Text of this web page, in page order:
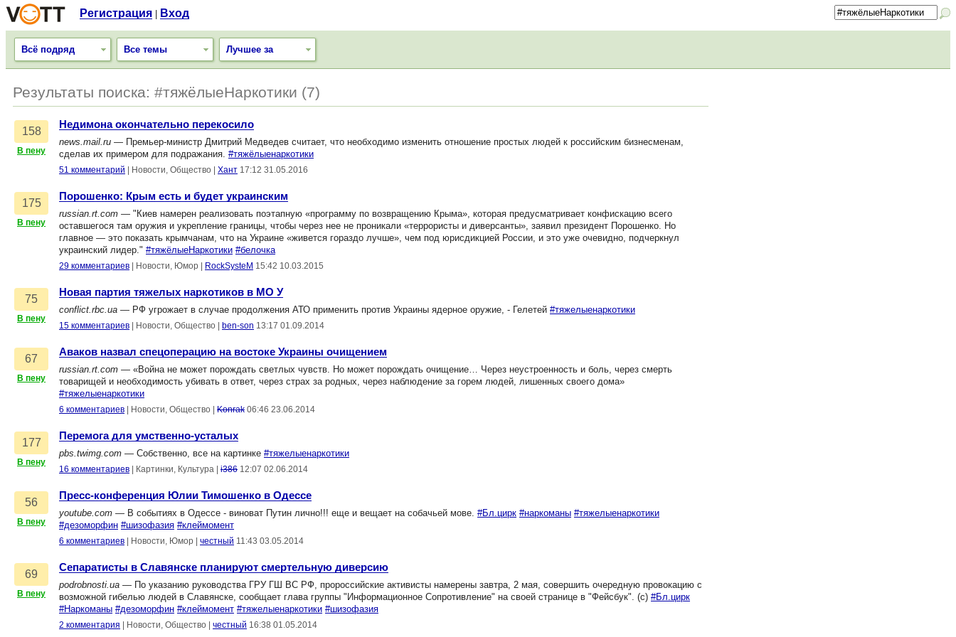
Регистрация Вход
Всё подряд Все темы Лучшее за
Результаты поиска: #тяжёлыеНаркотики (7)
158
В пену
Недимона окончательно перекосило
news.mail.ru — Премьер-министр Дмитрий Медведев считает, что необходимо изменить отношение простых людей к российским бизнесменам,
сделав их примером для подражания. #тяжёлыенаркотики
51 комментарий Новости, Общество Хант 17:12 31.05.2016
175
В пену
Порошенко: Крым есть и будет украинским
russian.rt.com — "Киев намерен реализовать поэтапную «программу по возвращению Крыма», которая предусматривает конфискацию всего
оставшегося там оружия и укрепление границы, чтобы через нее не проникали «террористы и диверсанты», заявил президент Порошенко. Но
главное — это показать крымчанам, что на Украине «живется гораздо лучше», чем под юрисдикцией России, и это уже очевидно, подчеркнул
украинский лидер." #тяжёлыеНаркотики #белочка
29 комментариев Новости, Юмор RockSysteM 15:42 10.03.2015
75
В пену
Новая партия тяжелых наркотиков в МО У
conflict.rbc.ua — РФ угрожает в случае продолжения АТО применить против Украины ядерное оружие, - Гелетей #тяжелыенаркотики
15 комментариев Новости, Общество ben-son 13:17 01.09.2014
67
В пену
​Аваков назвал спецоперацию на востоке Украины очищением
russian.rt.com — «Война не может порождать светлых чувств. Но может порождать очищение… Через неустроенность и боль, через смерть
товарищей и необходимость убивать в ответ, через страх за родных, через наблюдение за горем людей, лишенных своего дома»
#тяжелыенаркотики
6 комментариев Новости, Общество Konrak 06:46 23.06.2014
177
В пену
Перемога для умственно-усталых
pbs.twimg.com — Собственно, все на картинке #тяжелыенаркотики
16 комментариев Картинки, Культура i386 12:07 02.06.2014
56
В пену
Пресс-конференция Юлии Тимошенко в Одессе
youtube.com — В событиях в Одессе - виноват Путин лично!!! еще и вещает на собачьей мове. #Бл.цирк #наркоманы #тяжелыенаркотики
#дезоморфин #шизофазия #клеймомент
6 комментариев Новости, Юмор честный 11:43 03.05.2014
69
В пену
Сепаратисты в Славянске планируют смертельную диверсию
podrobnosti.ua — По указанию руководства ГРУ ГШ ВС РФ, пророссийские активисты намерены завтра, 2 мая, совершить очередную провокацию с
возможной гибелью людей в Славянске, сообщает глава группы "Информационное Сопротивление" на своей странице в "Фейсбук". (с) #Бл.цирк
#Наркоманы #дезоморфин #клеймомент #тяжелыенаркотики #шизофазия
2 комментария Новости, Общество честный 16:38 01.05.2014